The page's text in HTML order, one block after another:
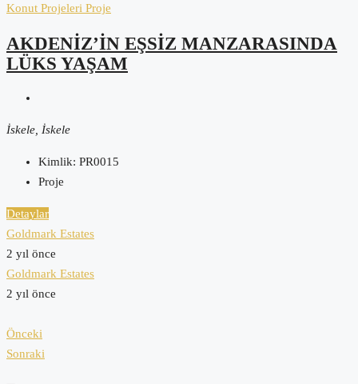
Konut Projeleri Proje
AKDENİZ’İN EŞSİZ MANZARASINDA
LÜKS YAŞAM
İskele, İskele
Kimlik: PR0015
Proje
Detaylar
Goldmark Estates
2 yıl önce
Goldmark Estates
2 yıl önce
Önceki
Sonraki